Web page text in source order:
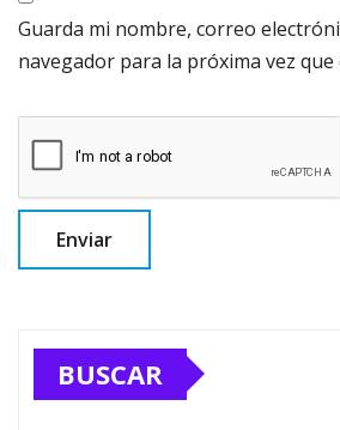
Guarda mi nombre, correo
navegador para la próxima vez que
BUSCAR